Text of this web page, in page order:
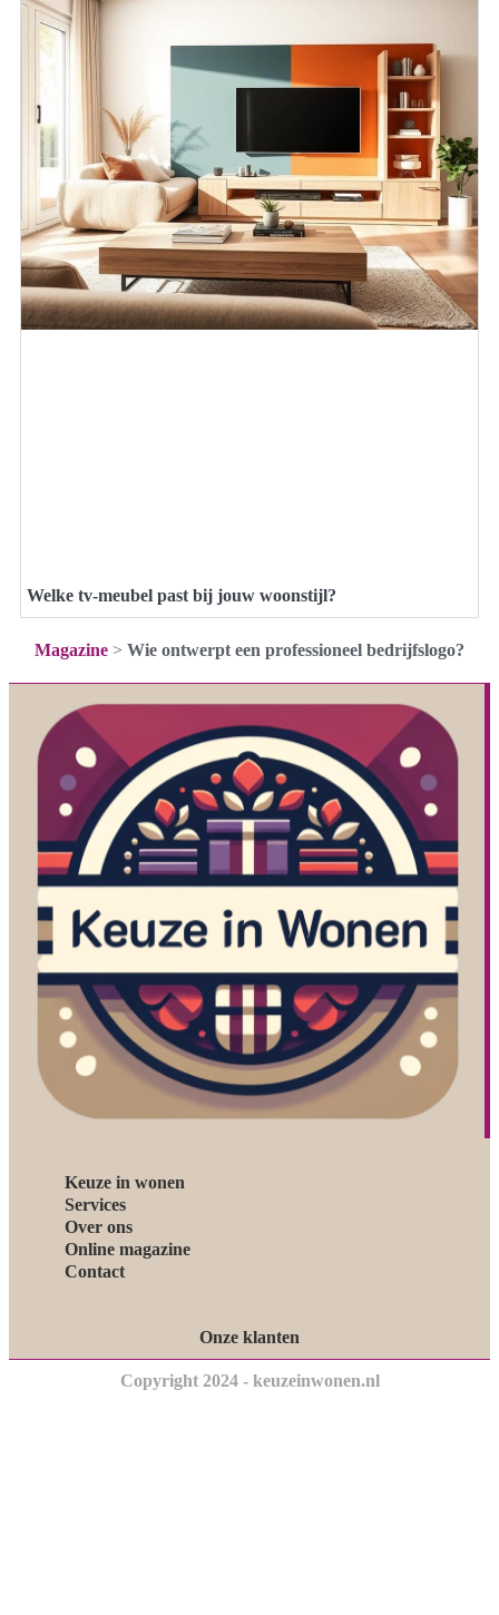
Welke tv-meubel past bij jouw woonstijl?
Magazine > Wie ontwerpt een professioneel bedrijfslogo?
Keuze in wonen
Services
Over ons
Online magazine
Contact
Onze klanten
Copyright 2024 - keuzeinwonen.nl